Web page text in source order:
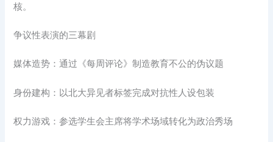
核。
争议性表演的三幕剧‌
媒体造势‌：通过《每周评论》制造教育不公的伪议题
身份建构‌：以北大异见者标签完成对抗性人设包装
权力游戏‌：参选学生会主席将学术场域转化为政治秀场